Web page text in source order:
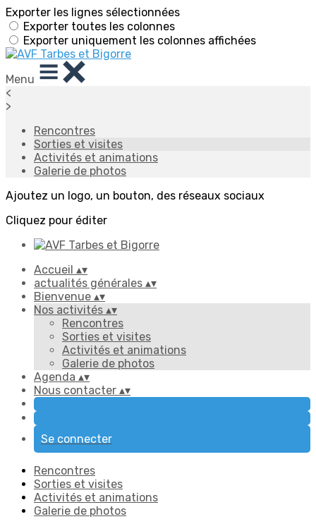
Exporter les lignes sélectionnées
Exporter toutes les colonnes
Exporter uniquement les colonnes affichées
Menu
<
>
Rencontres
Sorties et visites
Activités et animations
Galerie de photos
Ajoutez un logo, un bouton, des réseaux sociaux
Cliquez pour éditer
Accueil ▴▾
actualités générales ▴▾
Bienvenue ▴▾
Nos activités ▴▾
Rencontres
Sorties et visites
Activités et animations
Galerie de photos
Agenda ▴▾
Nous contacter ▴▾
Se connecter
Rencontres
Sorties et visites
Activités et animations
Galerie de photos